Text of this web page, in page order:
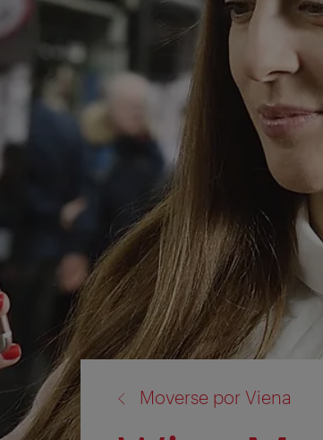
Moverse por Viena